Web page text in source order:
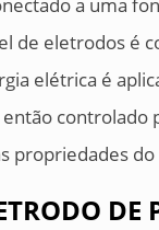
a uma
de eletrodos é
elétrica é
propriedades do
DE